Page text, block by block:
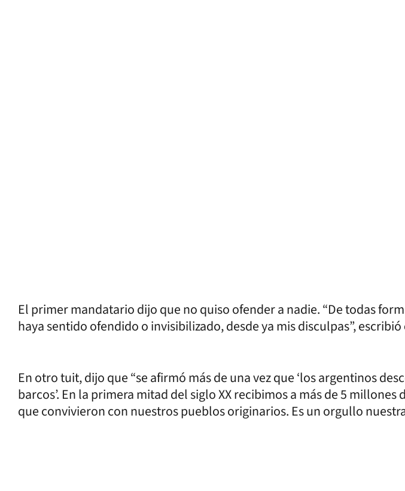
El primer mandatario dijo que no quiso ofender a nadie. “De todas
haya sentido ofendido o invisibilizado, desde ya mis disculpas”,
En otro tuit, dijo que “se afirmó más de una vez que ‘los argentinos
barcos’. En la primera mitad del siglo XX recibimos a más de 5 millones
que convivieron con nuestros pueblos originarios. Es un orgullo